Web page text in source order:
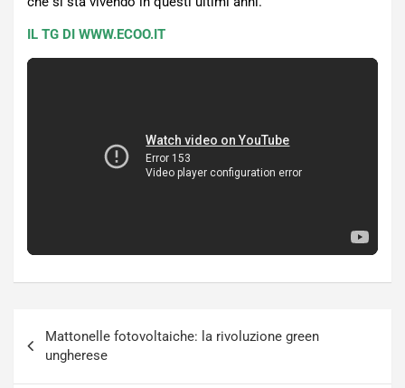
IL TG DI WWW.ECOO.IT
articoli
Mattonelle fotovoltaiche: la rivoluzione green
ungherese